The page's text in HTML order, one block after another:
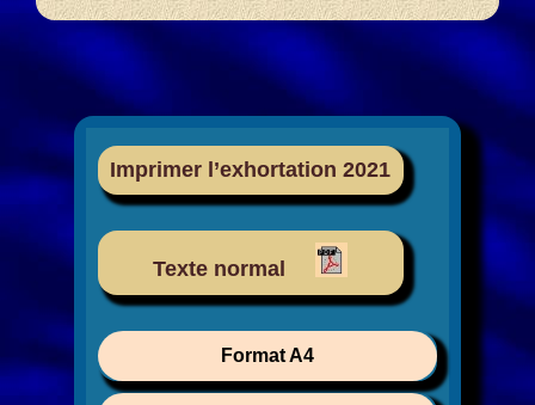
Imprimer l’exhortation 2021
Texte normal
Format A4